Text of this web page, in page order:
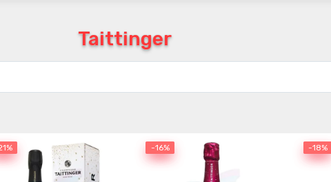
Taittinger
-16%
-16% -18%
-18%